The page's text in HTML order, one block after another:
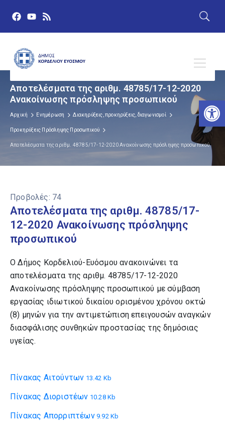
Αποτελέσματα της αριθμ. 48785/17-12-2020
Ανακοίνωσης πρόσληψης προσωπικού
Αρχική Ενημέρωση Διακηρύξεις, προκηρύξεις, διαγωνισμοί
Προκηρύξεις Πρόσληψης Προσωπικού
Αποτελέσματα της αριθμ. 48785/17-12-2020 Ανακοίνωσης πρόσληψης προσωπικού
Προβολές: 74
Αποτελέσματα της αριθμ. 48785/17-
12-2020 Ανακοίνωσης πρόσληψης
προσωπικού
Ο Δήμος Κορδελιού-Ευόσμου ανακοινώνει τα
αποτελέσματα της αριθμ. 48785/17-12-2020
Ανακοίνωσης πρόσληψης προσωπικού με σύμβαση
εργασίας ιδιωτικού δικαίου ορισμένου χρόνου οκτώ
(8) μηνών για την αντιμετώπιση επειγουσών αναγκών
διασφάλισης συνθηκών προστασίας της δημόσιας
υγείας.
Πίνακας Αιτούντων 13.42 Kb
Πίνακας Διοριστέων 10.28 Kb
Πίνακας Απορριπτέων9.92 Kb